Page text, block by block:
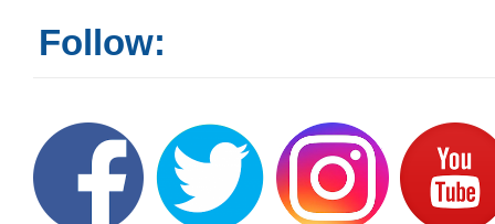
Follow: